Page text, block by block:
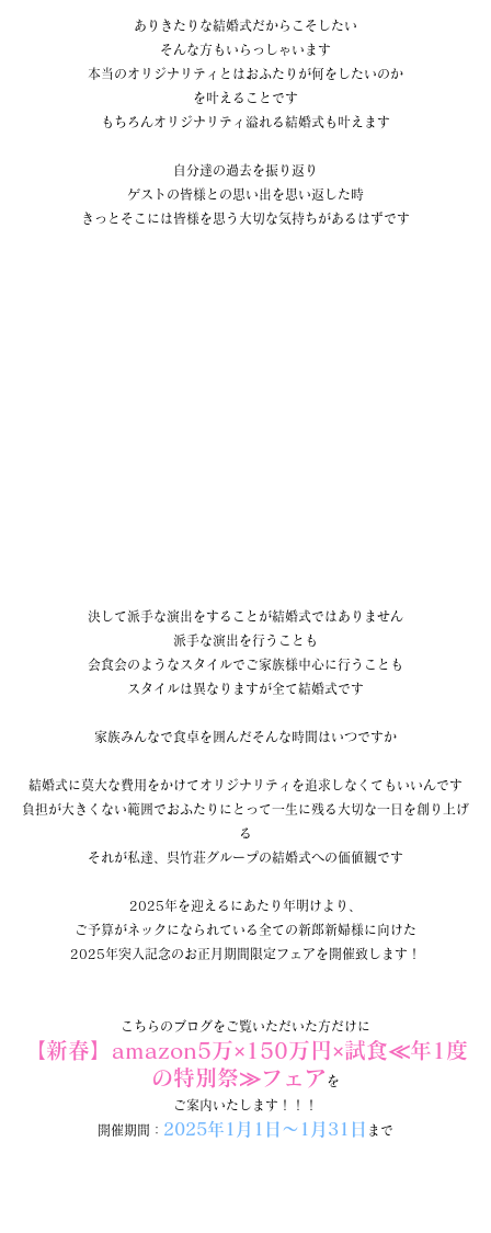
ありきたりな結婚式だからこそしたい
そんな方もいらっしゃいます
本当のオリジナリティとはおふたりが何をしたいのか
を叶えることです
もちろんオリジナリティ溢れる結婚式も叶えます
自分達の過去を振り返り
ゲストの皆様との思い出を思い返した時
きっとそこには皆様を思う大切な気持ちがあるはずです
決して派手な演出をすることが結婚式ではありません
派手な演出を行うことも
会食会のようなスタイルでご家族様中心に行うことも
スタイルは異なりますが全て結婚式です
家族みんなで食卓を囲んだそんな時間はいつですか
結婚式に莫大な費用をかけてオリジナリティを追求しなくてもいいんです
負担が大きくない範囲でおふたりにとって一生に残る大切な一日を創り上げ
る
それが私達、呉竹荘グループの結婚式への価値観です
2025年を迎えるにあたり年明けより、
ご予算がネックになられている全ての新郎新婦様に向けた
2025年突入記念のお正月期間限定フェアを開催致します！
こちらのブログをご覧いただいた方だけに
【新春】amazon5万×150万円×試食≪年1度
の特別祭≫フェア を
ご案内いたします！！！
開催期間： 2025年1 月1日～1月31日 まで